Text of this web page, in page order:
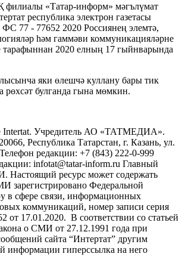
«Татар-информ» мәгълүмат
республика электрон газетасы
77 - 77652 2020 Россиянең элемтә,
һәм гаммәви коммуникацияләрне
тарафыннан 2020 елның 17 гыйнварында
яки өлешчә куллану бары тик
рөхсәт булганда гына мөмкин.
Intertat. Учредитель АО «ТАТМЕДИА».
Республика Татарстан, г. Казань, ул.
редакции: +7 (843) 222-0-999
infotat@tatar-inform.ru Главный
Настоящий ресурс может содержать
зарегистрировано Федеральной
в сфере связи, информационных
коммуникаций, номер записи серия
17.01.2020. В соответствии со статьей
о СМИ от 27.12.1991 года при
сайта “Интертат” другим
информации гиперссылка на него